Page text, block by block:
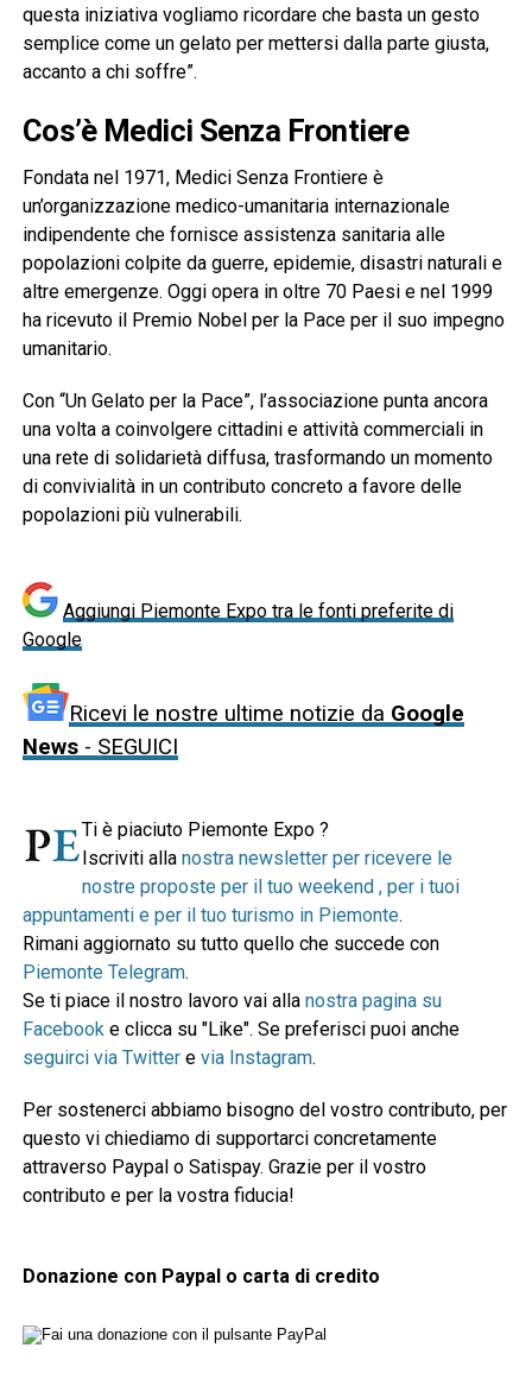
questa iniziativa vogliamo ricordare che basta un gesto
semplice come un gelato per mettersi dalla parte giusta,
accanto a chi soffre”.
Cos’è Medici Senza Frontiere
Fondata nel 1971, Medici Senza Frontiere è
un’organizzazione medico-umanitaria internazionale
indipendente che fornisce assistenza sanitaria alle
popolazioni colpite da guerre, epidemie, disastri naturali e
altre emergenze. Oggi opera in oltre 70 Paesi e nel 1999
ha ricevuto il Premio Nobel per la Pace per il suo impegno
umanitario.
Con “Un Gelato per la Pace”, l’associazione punta ancora
una volta a coinvolgere cittadini e attività commerciali in
una rete di solidarietà diffusa, trasformando un momento
di convivialità in un contributo concreto a favore delle
popolazioni più vulnerabili.
Aggiungi Piemonte Expo tra le fonti preferite di
Google
Ricevi le nostre ultime notizie da Google
News- SEGUICI
Ti è piaciuto Piemonte Expo ?
Iscriviti alla nostra newsletter per ricevere le
nostre proposte per il tuo weekend , per i tuoi
appuntamenti e per il tuo turismo in Piemonte.
Rimani aggiornato su tutto quello che succede con
Piemonte Telegram.
Se ti piace il nostro lavoro vai alla nostra pagina su
Facebooke clicca su "Like". Se preferisci puoi anche
seguirci via Twittere via Instagram.
Per sostenerci abbiamo bisogno del vostro contributo, per
questo vi chiediamo di supportarci concretamente
attraverso Paypal o Satispay. Grazie per il vostro
contributo e per la vostra fiducia!
Donazione con Paypal o carta di credito